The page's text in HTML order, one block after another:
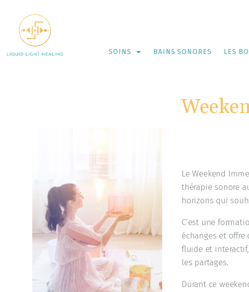
SOINS BAINS SONORES LES
Le Weekend
thérapie sonore
horizons qui
C’est une
échanges et
fluide et
les partages.
Durant ce